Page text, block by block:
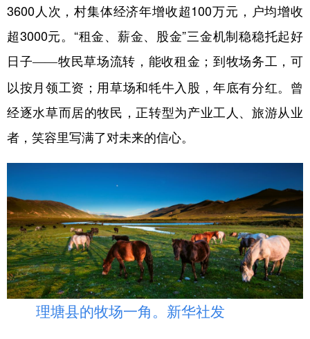
3600人次，村集体经济年增收超100万元，户均增收
超3000元。“租金、薪金、股金”三金机制稳稳托起好
日子——牧民草场流转，能收租金；到牧场务工，可
以按月领工资；用草场和牦牛入股，年底有分红。曾
经逐水草而居的牧民，正转型为产业工人、旅游从业
者，笑容里写满了对未来的信心。
理塘县的牧场一角。新华社发